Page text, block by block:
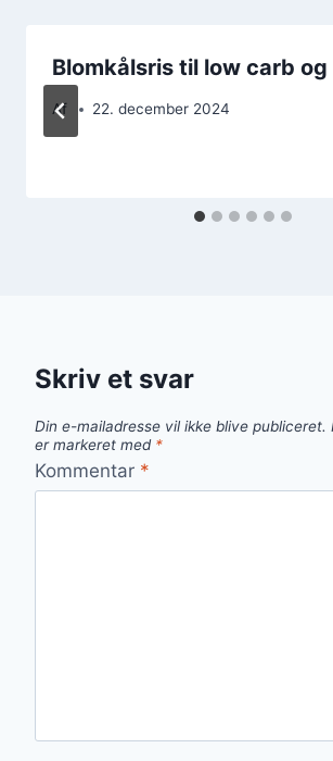
Blomkålsris til low carb
Af 22. december 2024
Skriv et svar
Din e-mailadresse vil ikke blive publiceret.
er markeret med *
Kommentar *